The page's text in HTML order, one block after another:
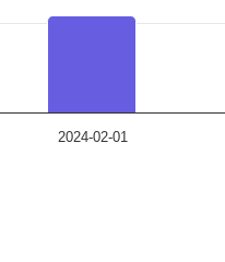
2024-02-01